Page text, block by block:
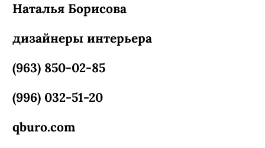
Наталья Борисова
дизайнеры интерьера
(963) 850-02-85
(996) 032-51-20
qburo.com